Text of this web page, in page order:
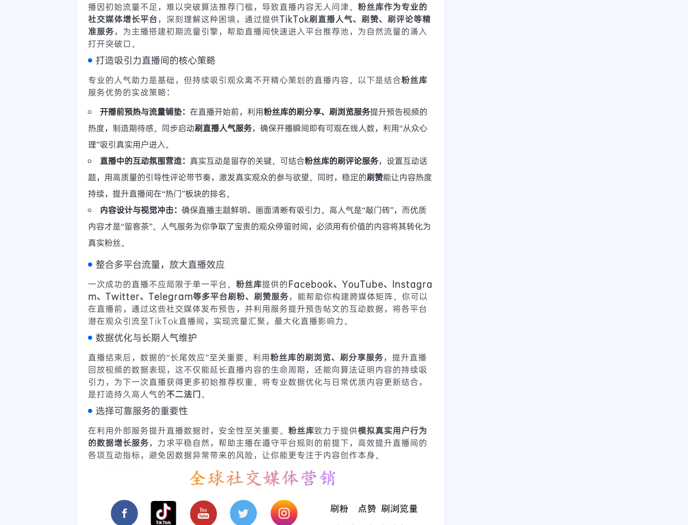
播因初始流量不足，难以突破算法推荐门槛，导致直播内容无人问津。 粉丝库作为专业的
社交媒体增长平台，深刻理解这种困境，通过提供TikTok刷直播人气、刷赞、刷评论等精
准服务，为主播搭建初期流量引擎，帮助直播间快速进入平台推荐池，为自然流量的涌入
打开突破口。
打造吸引力直播间的核心策略
专业的人气助力是基础，但持续吸引观众离不开精心策划的直播内容。以下是结合粉丝库
服务优势的实战策略：
开播前预热与流量铺垫： 在直播开始前，利用粉丝库的刷分享、刷浏览服务提升预告视频的
热度，制造期待感。同步启动刷直播人气服务，确保开播瞬间即有可观在线人数，利用“从众心
理”吸引真实用户进入。
直播中的互动氛围营造： 真实互动是留存的关键。可结合粉丝库的刷评论服务，设置互动话
题，用高质量的引导性评论带节奏，激发真实观众的参与欲望。同时，稳定的刷赞能让内容热度
持续，提升直播间在“热门”板块的排名。
内容设计与视觉冲击： 确保直播主题鲜明、画面清晰有吸引力。高人气是“敲门砖”，而优质
内容才是“留客茶”。人气服务为你争取了宝贵的观众停留时间，必须用有价值的内容将其转化为
真实粉丝。
整合多平台流量，放大直播效应
一次成功的直播不应局限于单一平台。 粉丝库提供的Facebook、YouTube、Instagra
m、Twitter、Telegram等多平台刷粉、刷赞服务，能帮助你构建跨媒体矩阵。你可以
在直播前，通过这些社交媒体发布预告，并利用服务提升预告帖文的互动数据，将各平台
潜在观众引流至TikTok直播间，实现流量汇聚，最大化直播影响力。
数据优化与长期人气维护
直播结束后，数据的“长尾效应”至关重要。利用粉丝库的刷浏览、刷分享服务，提升直播
回放视频的数据表现，这不仅能延长直播内容的生命周期，还能向算法证明内容的持续吸
引力，为下一次直播获得更多初始推荐权重。将专业数据优化与日常优质内容更新结合，
是打造持久高人气的不二法门 。
选择可靠服务的重要性
在利用外部服务提升直播数据时，安全性至关重要。 粉丝库致力于提供模拟真实用户行为
的数据增长服务，力求平稳自然，帮助主播在遵守平台规则的前提下，高效提升直播间的
各项互动指标，避免因数据异常带来的风险，让你能更专注于内容创作本身。